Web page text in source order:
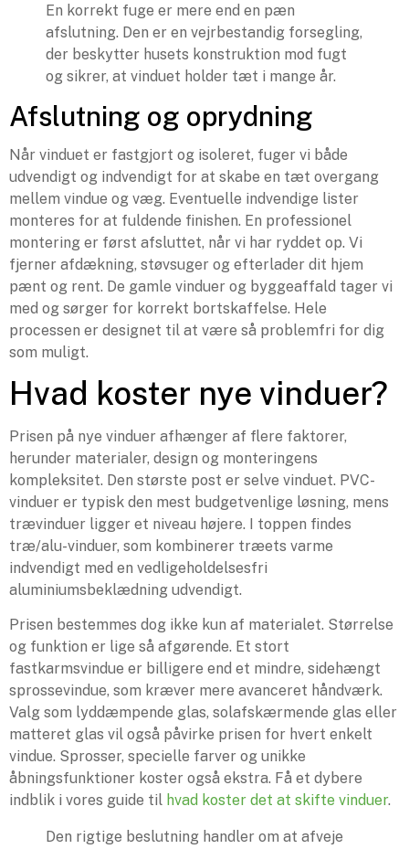
En korrekt fuge er mere end en pæn
afslutning. Den er en vejrbestandig forsegling,
der beskytter husets konstruktion mod fugt
og sikrer, at vinduet holder tæt i mange år.
Afslutning og oprydning
Når vinduet er fastgjort og isoleret, fuger vi både
udvendigt og indvendigt for at skabe en tæt overgang
mellem vindue og væg. Eventuelle indvendige lister
monteres for at fuldende finishen. En professionel
montering er først afsluttet, når vi har ryddet op. Vi
fjerner afdækning, støvsuger og efterlader dit hjem
pænt og rent. De gamle vinduer og byggeaffald tager vi
med og sørger for korrekt bortskaffelse. Hele
processen er designet til at være så problemfri for dig
som muligt.
Hvad koster nye vinduer?
Prisen på nye vinduer afhænger af flere faktorer,
herunder materialer, design og monteringens
kompleksitet. Den største post er selve vinduet. PVC-
vinduer er typisk den mest budgetvenlige løsning, mens
trævinduer ligger et niveau højere. I toppen findes
træ/alu-vinduer, som kombinerer træets varme
indvendigt med en vedligeholdelsesfri
aluminiumsbeklædning udvendigt.
Prisen bestemmes dog ikke kun af materialet. Størrelse
og funktion er lige så afgørende. Et stort
fastkarmsvindue er billigere end et mindre, sidehængt
sprossevindue, som kræver mere avanceret håndværk.
Valg som lyddæmpende glas, solafskærmende glas eller
matteret glas vil også påvirke prisen for hvert enkelt
vindue. Sprosser, specielle farver og unikke
åbningsfunktioner koster også ekstra. Få et dybere
indblik i vores guide til hvad koster det at skifte vinduer.
Den rigtige beslutning handler om at afveje